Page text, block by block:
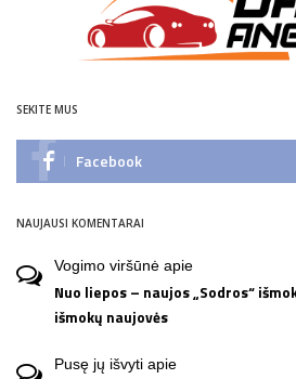
SEKITE MUS
Facebook
NAUJAUSI KOMENTARAI
Vogimo viršūnė apie
Nuo liepos – naujos „Sodros“
išmokų naujovės
Pusę jų išvyti apie